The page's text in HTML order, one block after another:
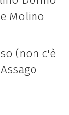
Molino
(non c'è